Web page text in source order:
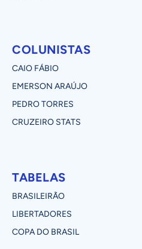
COLUNISTAS
CAIO FÁBIO
EMERSON ARAÚJO
PEDRO TORRES
CRUZEIRO STATS
TABELAS
BRASILEIRÃO
LIBERTADORES
COPA DO BRASIL